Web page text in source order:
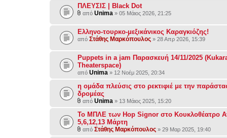
ΠΛΕΥΣΙΣ | Black Dot
από Unima » 05 Μάιος 2026, 21:25
Ελληνο-τουρκο-μεξικάνικος Καραγκιόζης!
από Στάθης Μαρκόπουλος » 28 Απρ 2026, 15:39
Puppets in a jam Παρασκευή 14/11/2025
Theaterspace)
από Unima » 12 Νοέμ 2025, 20:34
η ομάδα πλεύσις στο ρεκτιφιέ με την
δρομέας
από Unima » 13 Μάιος 2025, 15:20
Το ΜΠΛΕ των Hop Signor στο Κουκλοθέατρο
5,6,12,13 Μάρτη
από Στάθης Μαρκόπουλος » 29 Μαρ 2025, 19:40